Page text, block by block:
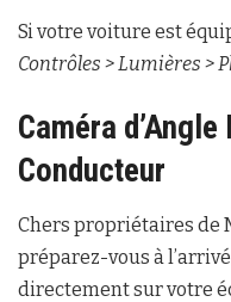
Si votre voiture est
Contrôles > Lumières >
Caméra
Conducteur
Chers propriétaires de
préparez-vous à
directement sur votre